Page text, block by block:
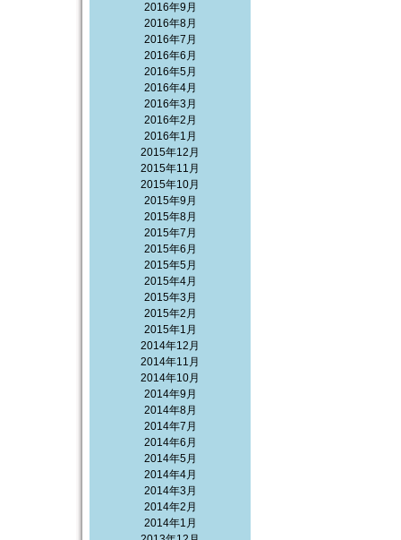
2016年9月
2016年8月
2016年7月
2016年6月
2016年5月
2016年4月
2016年3月
2016年2月
2016年1月
2015年12月
2015年11月
2015年10月
2015年9月
2015年8月
2015年7月
2015年6月
2015年5月
2015年4月
2015年3月
2015年2月
2015年1月
2014年12月
2014年11月
2014年10月
2014年9月
2014年8月
2014年7月
2014年6月
2014年5月
2014年4月
2014年3月
2014年2月
2014年1月